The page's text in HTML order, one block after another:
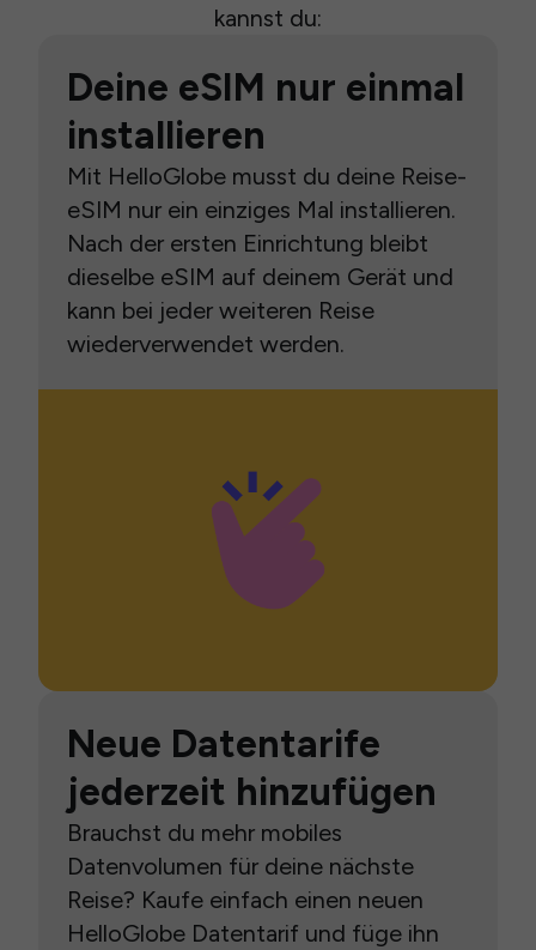
kannst du:
Deine eSIM nur einmal
installieren
Mit HelloGlobe musst du deine Reise-
eSIM nur ein einziges Mal installieren.
Nach der ersten Einrichtung bleibt
dieselbe eSIM auf deinem Gerät und
kann bei jeder weiteren Reise
wiederverwendet werden.
Neue Datentarife
jederzeit hinzufügen
Brauchst du mehr mobiles
Datenvolumen für deine nächste
Reise? Kaufe einfach einen neuen
HelloGlobe Datentarif und füge ihn